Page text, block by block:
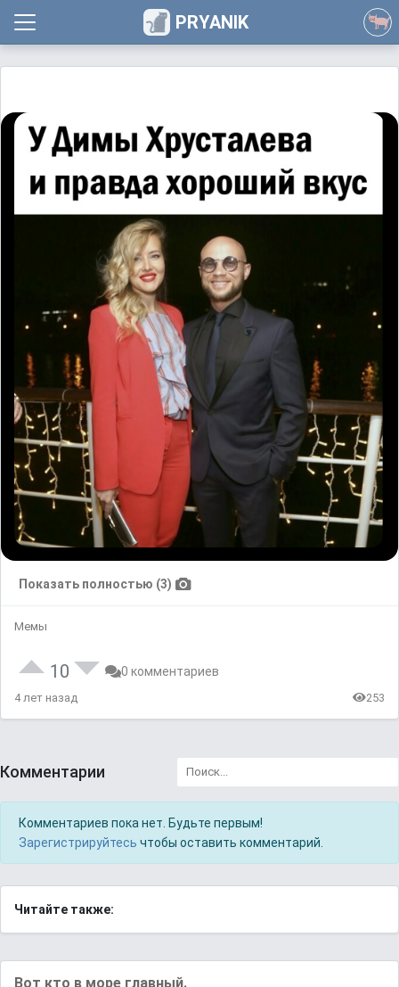
PRYANIK
Показать полностью (3)
Мемы
10 0 комментариев
4 лет назад 253
Комментарии
Комментариев пока нет. Будьте первым!
Зарегистрируйтесь чтобы оставить комментарий.
Читайте также:
Вот кто в море главный.